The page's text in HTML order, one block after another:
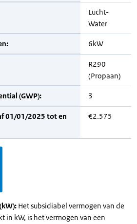
Lucht-
Water
6kW
R290
(Propaan)
(GWP): 3
01/01/2025 tot en
€2.575
Het subsidiabel vermogen van de
in kW, is het vermogen van een